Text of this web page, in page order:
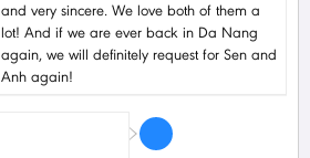
and very sincere. We love both of them a
lot! And if we are ever back in Da Nang
again, we will definitely request for Sen and
Anh again!